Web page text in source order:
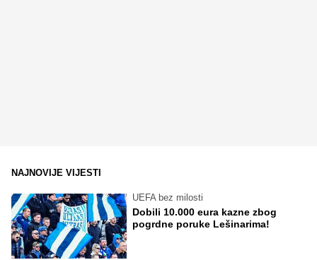
NAJNOVIJE VIJESTI
UEFA bez milosti
Dobili 10.000 eura kazne zbog
pogrdne poruke Lešinarima!